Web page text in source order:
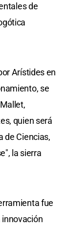
de
Arístides en
se
quien será
de Ciencias,
la sierra
fue